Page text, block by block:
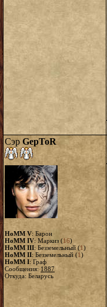
Сэр GepToR
HoMM V: Барон
HoMM IV: Маркиз (16)
HoMM III: Безземельный (1)
HoMM II: Безземельный (1)
HoMM I: Граф
Сообщения: 1887
Откуда: Беларусь